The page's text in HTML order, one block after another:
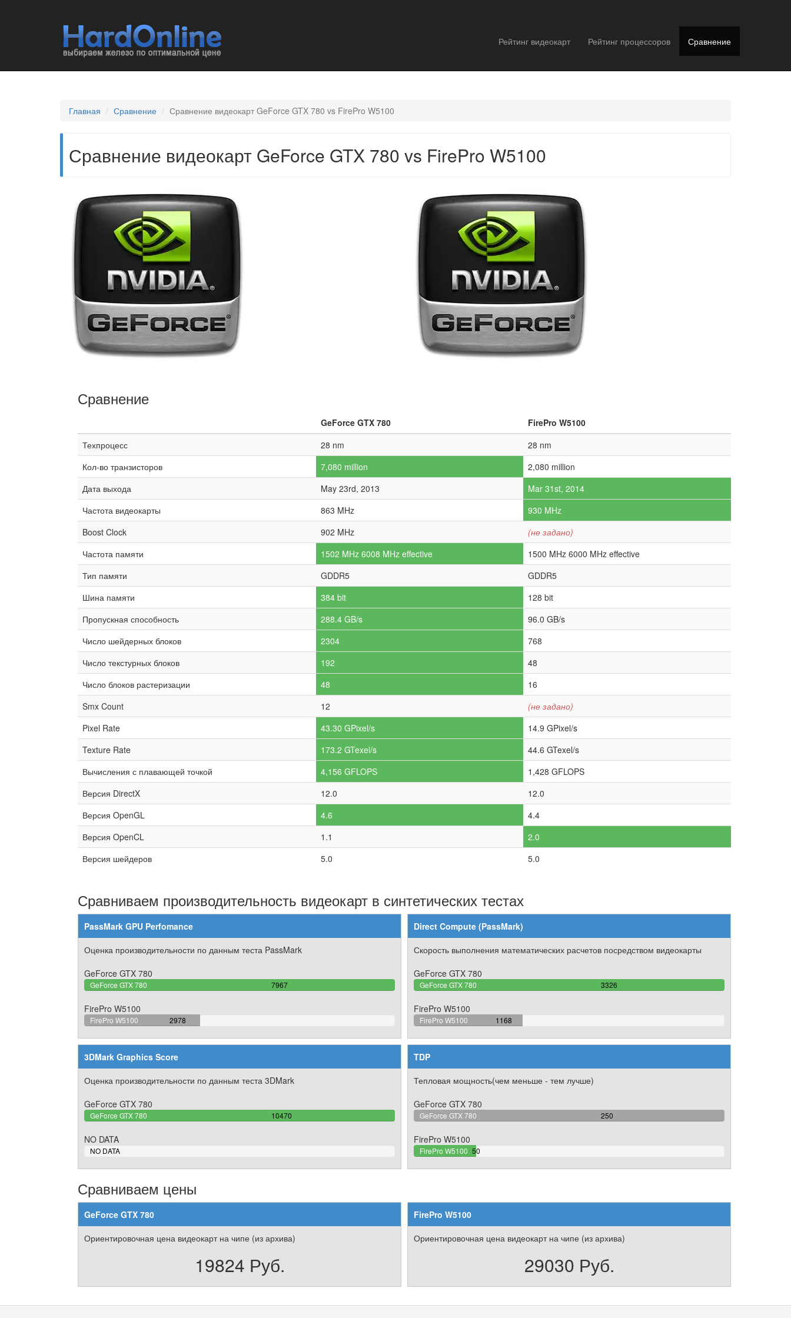
Рейтинг видеокарт Рейтинг процессоров Сравнение
Главная Сравнение Сравнение видеокарт GeForce GTX 780 vs FirePro W5100
Сравнение видеокарт GeForce GTX 780 vs FirePro W5100
Сравнение
GeForce GTX 780
FirePro W5100
Техпроцесс
28 nm
28 nm
Кол-во транзисторов
7,080 million
2,080 million
Дата выхода
May 23rd, 2013
Mar 31st, 2014
Частота видеокарты
863 MHz
930 MHz
Boost Clock
902 MHz
(не задано)
Частота памяти
1502 MHz 6008 MHz effective
1500 MHz 6000 MHz effective
Тип памяти
GDDR5
GDDR5
Шина памяти
384 bit
128 bit
Пропускная способность
288.4 GB/s
96.0 GB/s
Число шейдерных блоков
2304
768
Число текстурных блоков
192
48
Число блоков растеризации
48
16
Smx Count
12
(не задано)
Pixel Rate
43.30 GPixel/s
14.9 GPixel/s
Texture Rate
173.2 GTexel/s
44.6 GTexel/s
Вычисления с плавающей точкой
4,156 GFLOPS
1,428 GFLOPS
Версия DirectX
12.0
12.0
Версия OpenGL
4.6
4.4
Версия OpenCL
1.1
2.0
Версия шейдеров
5.0 5.0
Сравниваем производительность видеокарт в синтетических тестах
PassMark GPU Perfomance
Оценка производительности по данным теста PassMark
GeForce GTX 780
GeForce GTX 780 7967
100%
FirePro W5100
FirePro W5100 2978
37.379189155265%
3DMark Graphics Score
Оценка производительности по данным теста 3DMark
GeForce GTX 780
GeForce GTX 780 10470
100%
NO DATA
NO DATA
0%
Direct Compute (PassMark)
Скорость выполнения математических расчетов посредством видеокарты
GeForce GTX 780
GeForce GTX 780 3326
100%
FirePro W5100
FirePro W5100 1168
35.117257967529%
TDP
Тепловая мощность(чем меньше - тем лучше)
GeForce GTX 780
GeForce GTX 780 250
100%
FirePro W5100
FirePro W5100 50
20%
Сравниваем цены
GeForce GTX 780
Ориентировочная цена видеокарт на чипе (из архива)
19824 Руб.
FirePro W5100
Ориентировочная цена видеокарт на чипе (из архива)
29030 Руб.